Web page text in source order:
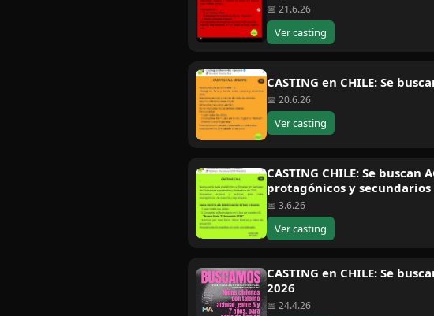
📅 21.6.26
Ver casting
CASTING en CHILE: Se
📅 20.6.26
Ver casting
CASTING CHILE: Se buscan
protagónicos y secundarios
📅 3.6.26
Ver casting
CASTING en CHILE: Se
2026
📅 24.4.26